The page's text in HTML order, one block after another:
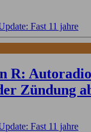
Fast 11 jahre
R:
Zündung
Fast 11 jahre